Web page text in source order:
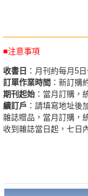
■注意事項
收書日 ：月刊約每月5
訂單作業時間 ：新訂購
期刊起始 ：當月訂購，
續訂戶 ：請填寫地址後
雜誌贈品，當月訂購，
收到雜誌當日起，七日